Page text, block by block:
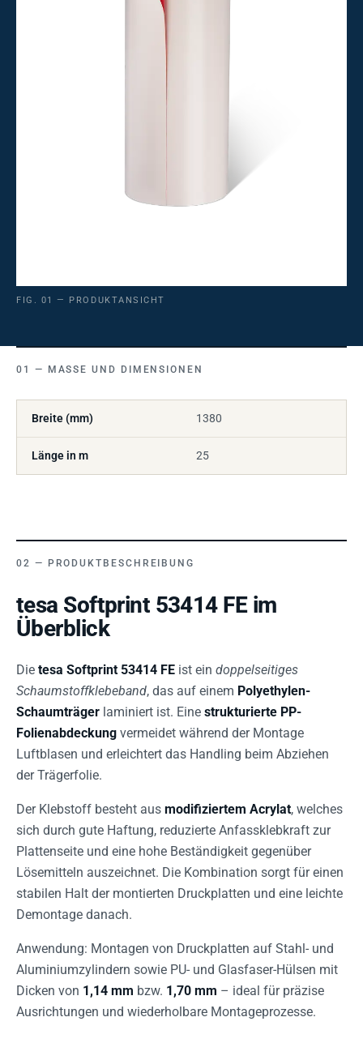
FIG. 01 — PRODUKTANSICHT
MASSE UND DIMENSIONEN
Breite (mm) 1380
Länge in m 25
PRODUKTBESCHREIBUNG
tesa Softprint 53414 FE im
Überblick
Die tesa Softprint 53414 FE ist ein doppelseitiges
Schaumstoffklebeband, das auf einem Polyethylen-
Schaumträger laminiert ist. Eine strukturierte PP-
Folienabdeckung vermeidet während der Montage
Luftblasen und erleichtert das Handling beim Abziehen
der Trägerfolie.
Der Klebstoff besteht aus modifiziertem Acrylat, welches
sich durch gute Haftung, reduzierte Anfassklebkraft zur
Plattenseite und eine hohe Beständigkeit gegenüber
Lösemitteln auszeichnet. Die Kombination sorgt für einen
stabilen Halt der montierten Druckplatten und eine leichte
Demontage danach.
Anwendung: Montagen von Druckplatten auf Stahl- und
Aluminiumzylindern sowie PU- und Glasfaser-Hülsen mit
Dicken von 1,14 mm bzw. 1,70 mm – ideal für präzise
Ausrichtungen und wiederholbare Montageprozesse.